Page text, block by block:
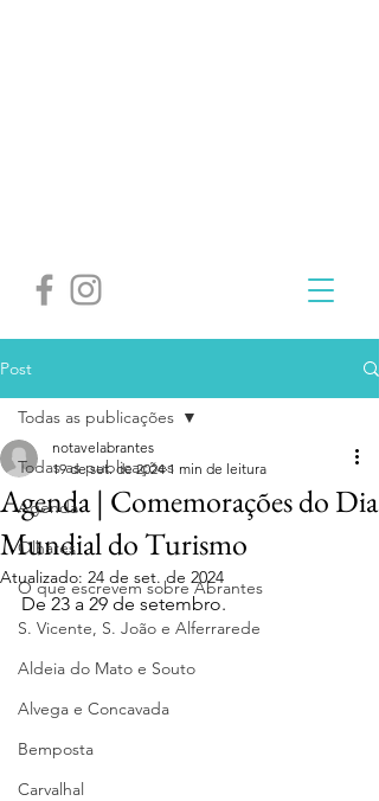
Post
Todas as publicações
Agenda
Olhares
O que escrevem sobre Abrantes
S. Vicente, S. João e Alferrarede
Aldeia do Mato e Souto
Alvega e Concavada
Bemposta
Carvalhal
Todas as publicações
Agenda | Comemorações do Dia
Mundial do Turismo
notavelabrantes
19 de set. de 2024 1 min de leitura
Atualizado: 24 de set. de 2024
De 23 a 29 de setembro.